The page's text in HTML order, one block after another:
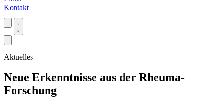
Kontakt
Aktuelles
Neue Erkenntnisse aus der Rheuma-
Forschung